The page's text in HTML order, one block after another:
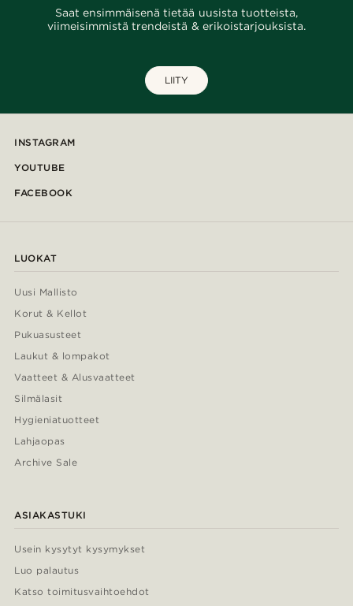
Saat ensimmäisenä tietää uusista tuotteista,
viimeisimmistä trendeistä & erikoistarjouksista.
LIITY
INSTAGRAM
YOUTUBE
FACEBOOK
LUOKAT
Uusi Mallisto
Korut & Kellot
Pukuasusteet
Laukut & lompakot
Vaatteet & Alusvaatteet
Silmälasit
Hygieniatuotteet
Lahjaopas
Archive Sale
ASIAKASTUKI
Usein kysytyt kysymykset
Luo palautus
Katso toimitusvaihtoehdot